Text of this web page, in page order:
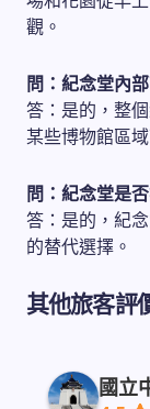
觀。
問：紀念堂內
答：是的，整
某些博物館區
問：紀念堂是
答：是的，紀
的替代選擇。
其他旅客評
國立